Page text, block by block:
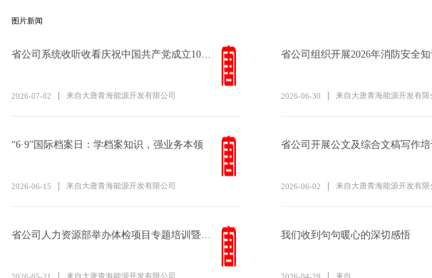
图片新闻
省公司系统收听收看庆祝中国共产党成立105周年大会
2026-07-02 来自大唐青海能源开发有限公司 2026-06-30 来自大唐青海能源开发有限
“6·9”国际档案日：学档案知识，强业务本领
2026-06-15 来自大唐青海能源开发有限公司
省公司开展公文及综合文稿写作培
2026-06-02 来自大唐青海能源开发有限
省公司人力资源部举办体检项目专题培训暨报告解读活动
来自大唐青海能源开发有限公司
我们收到句句暖心的深切感悟
来自